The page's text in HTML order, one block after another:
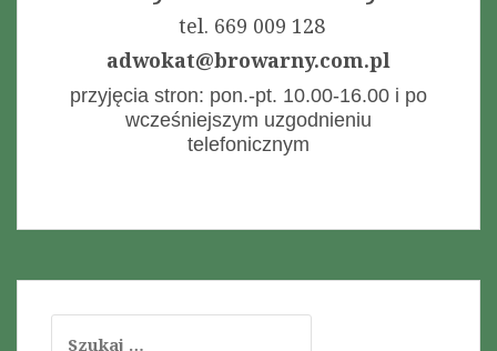
tel. 669 009 128
adwokat@browarny.com.pl
przyjęcia stron: pon.-pt. 10.00-16.00 i po
wcześniejszym uzgodnieniu
telefonicznym